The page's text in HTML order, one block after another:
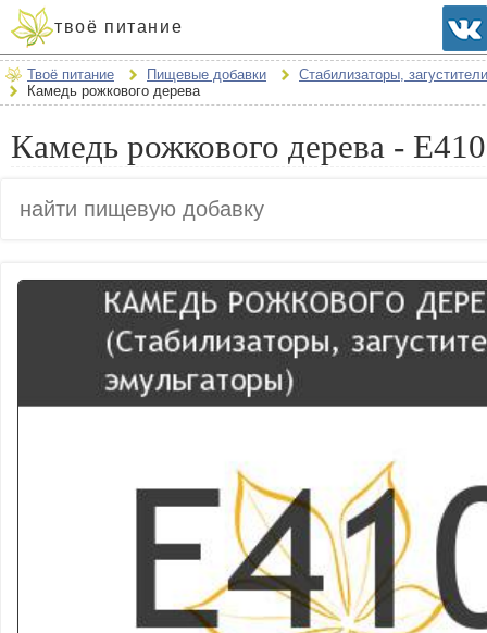
твоё питание
Твоё питание Пищевые добавки
Стабилизаторы,
Камедь рожкового дерева
Камедь рожкового дерева - E410